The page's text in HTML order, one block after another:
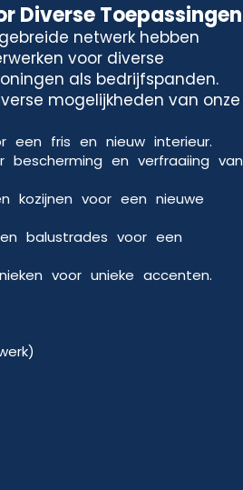
Diverse Toepassingen
netwerk hebben
voor diverse
als bedrijfspanden.
mogelijkheden van onze
een fris en nieuw interieur.
bescherming en verfraaiing van
kozijnen voor een nieuwe
balustrades voor een
voor unieke accenten.